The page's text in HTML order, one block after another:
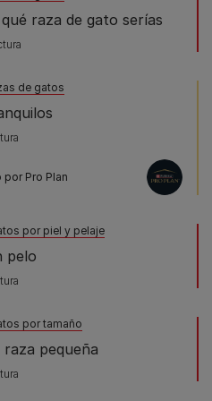
raza de gato serías
de gatos
por Pro Plan
por piel y pelaje
pelo
por tamaño
raza pequeña